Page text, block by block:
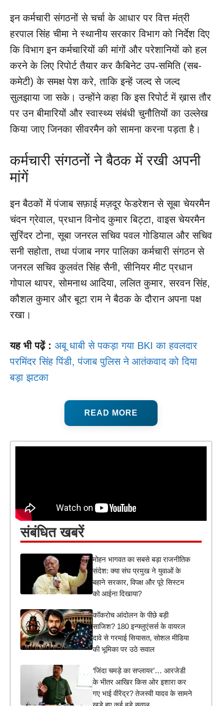
इन कर्मचारी संगठनों से चर्चा के आधार पर वित्त मंत्री
हरपाल सिंह चीमा ने स्थानीय सरकार विभाग को निर्देश दिए
कि विभाग इन कर्मचारियों की मांगों और परेशानियों को हल
करने के लिए रिपोर्ट तैयार कर कैबिनेट उप-समिति (सब-
कमेटी) के समक्ष पेश करे, ताकि इन्हें जल्द से जल्द
सुलझाया जा सके। उन्होंने कहा कि इस रिपोर्ट में ख़ास तौर
पर उन बीमारियों और स्वास्थ्य संबंधी चुनौतियों का उल्लेख
किया जाए जिनका सीवरमैन को सामना करना पड़ता है।
कर्मचारी संगठनों ने बैठक में रखी अपनी
मांगें
इन बैठकों में पंजाब सफ़ाई मज़दूर फेडरेशन से सूबा चेयरमैन
चंदन ग्रेवाल, प्रधान विनोद कुमार बिट्टा, वाइस चेयरमैन
सुरिंदर टोना, सूबा जनरल सचिव पवल गोडियाल और सचिव
सनी सहोता, तथा पंजाब नगर पालिका कर्मचारी संगठन से
जनरल सचिव कुलवंत सिंह सैनी, सीनियर मीट प्रधान
गोपाल थापर, सोमनाथ आदिया, ललित कुमार, सरवन सिंह,
कौशल कुमार और बूटा राम ने बैठक के दौरान अपना पक्ष
रखा।
यह भी पढ़ें : अबू धाबी से पकड़ा गया BKI का हवलदार
परमिंदर सिंह पिंडी, पंजाब पुलिस ने आतंकवाद को दिया
बड़ा झटका
READ MORE
संबंधित खबरें
मोहन भागवत का सबसे बड़ा राजनीतिक
संदेश: क्या संघ प्रमुख ने युवाओं के
बहाने सरकार, विपक्ष और पूरे सिस्टम
को आईना दिखाया?
कॉकरोच आंदोलन के पीछे बड़ी
साजिश? 180 इन्फ्लुएंसर्स के वायरल
दावे से गरमाई सियासत, सोशल मीडिया
की भूमिका पर उठे सवाल
‘जिंदा चमड़े का सप्लायर’… आरजेडी
के भीतर आखिर किस ओर इशारा कर
गए भाई वीरेंद्र? तेजस्वी यादव के सामने